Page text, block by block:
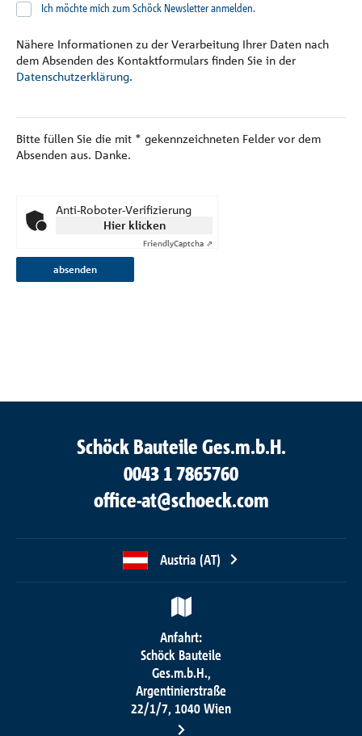
Ich möchte mich zum Schöck Newsletter anmelden.
Nähere Informationen zu der Verarbeitung Ihrer Daten nach
dem Absenden des Kontaktformulars finden Sie in der
Datenschutzerklärung.
Bitte füllen Sie die mit * gekennzeichneten Felder vor dem
Absenden aus. Danke.
Anti-Roboter-Verifizierung
Hier klicken
FriendlyCaptcha ⇗
absenden
Schöck Bauteile Ges.m.b.H.
0043 1 7865760
office-at@schoeck.com
Austria (AT)
Anfahrt:
Schöck Bauteile
Ges.m.b.H.,
Argentinierstraße
22/1/7, 1040 Wien